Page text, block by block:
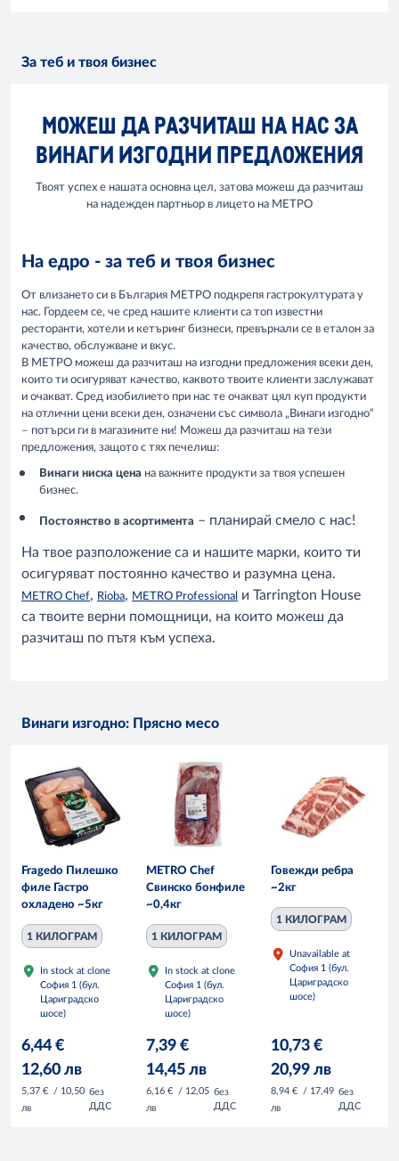
За теб и твоя бизнес
МОЖЕШ ДА РАЗЧИТАШ НА НАС ЗА
ВИНАГИ ИЗГОДНИ ПРЕДЛОЖЕНИЯ
Твоят успех е нашата основна цел, затова можеш да разчиташ
на надежден партньор в лицето на МЕТРО
На едро - за теб и твоя бизнес
От влизането си в България МЕТРО подкрепя гастрокултурата у
нас. Гордеем се, че сред нашите клиенти са топ известни
ресторанти, хотели и кетъринг бизнеси, превърнали се в еталон за
качество, обслужване и вкус.
В МЕТРО можеш да разчиташ на изгодни предложения всеки ден,
които ти осигуряват качество, каквото твоите клиенти заслужават
и очакват. Сред изобилието при нас те очакват цял куп продукти
на отлични цени всеки ден, означени със символа „Винаги изгодно“
– потърси ги в магазините ни! Можеш да разчиташ на тези
предложения, защото с тях печелиш:
Винаги ниска цена на важните продукти за твоя успешен
бизнес.
Постоянство в асортимента – планирай смело с нас!
На твое разположение са и нашите марки, които ти
осигуряват постоянно качество и разумна цена.
METRO Chef, Rioba, METRO Professional
и Tarrington House
са твоите верни помощници, на които можеш да
разчиташ по пътя към успеха.
Винаги изгодно: Прясно месо
Fragedo Пилешко
филе Гастро
охладено ~5кг
1 КИЛОГРАМ
In stock at clone
София 1 (бул.
Цариградско
шосе)
6,44 €
12,60 лв
5,37 €
/ 10,50
лв
без
ДДС
METRO Chef
Свинско бонфиле
~0,4кг
1 КИЛОГРАМ
In stock at clone
София 1 (бул.
Цариградско
шосе)
7,39 €
14,45 лв
6,16 €
/ 12,05
лв
без
ДДС
Говежди ребра
~2кг
1 КИЛОГРАМ
Unavailable at
София 1 (бул.
Цариградско
шосе)
10,73 €
20,99 лв
8,94 €
/ 17,49
лв
без
ДДС